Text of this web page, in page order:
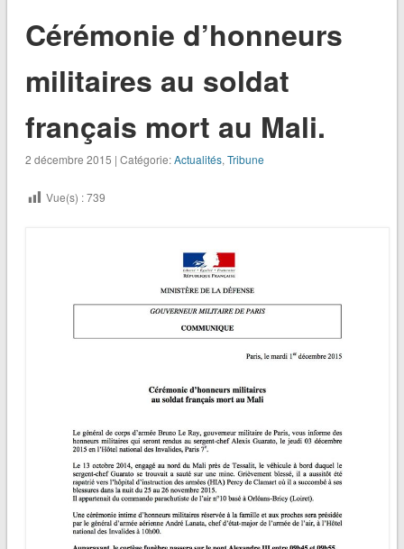
Cérémonie d’honneurs
militaires au soldat
français mort au Mali.
2 décembre 2015 | Catégorie:Actualités, Tribune
Vue(s) :739